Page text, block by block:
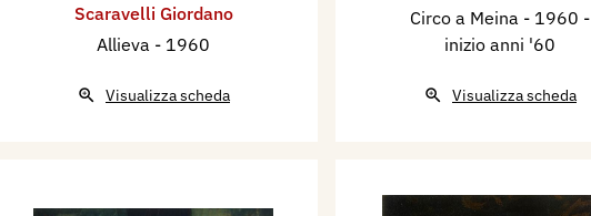
Scaravelli Giordano
Allieva - 1960
Visualizza scheda
Circo a Meina - 1960 -
inizio anni '60
Visualizza scheda